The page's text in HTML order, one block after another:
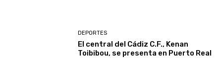
DEPORTES
El central del Cádiz C.F., Kenan
Toibibou, se presenta en Puerto Real